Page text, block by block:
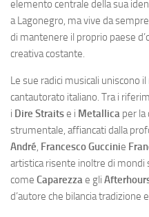
elemento centrale della sua
a Lagonegro, ma vive da
di mantenere il proprio paese
creativa costante.
Le sue radici musicali uniscono
cantautorato italiano. Tra i
i Dire Straitse i Metallica per la
strumentale, affiancati dalla
André, Francesco Guccinie
artistica risente inoltre di mondi
come Caparezzae gli
d’autore che bilancia tradizione